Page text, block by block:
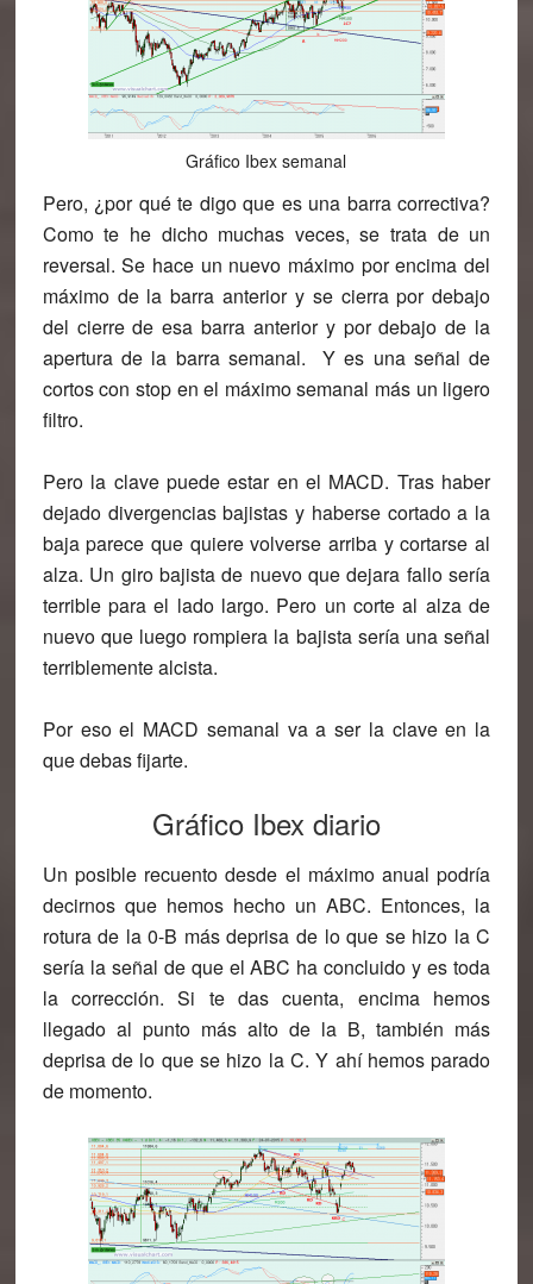
Gráfico Ibex semanal
Pero, ¿por qué te digo que es una barra correctiva?
Como te he dicho muchas veces, se trata de un
reversal. Se hace un nuevo máximo por encima del
máximo de la barra anterior y se cierra por debajo
del cierre de esa barra anterior y por debajo de la
apertura de la barra semanal. Y es una señal de
cortos con stop en el máximo semanal más un ligero
filtro.
Pero la clave puede estar en el MACD. Tras haber
dejado divergencias bajistas y haberse cortado a la
baja parece que quiere volverse arriba y cortarse al
alza. Un giro bajista de nuevo que dejara fallo sería
terrible para el lado largo. Pero un corte al alza de
nuevo que luego rompiera la bajista sería una señal
terriblemente alcista.
Por eso el MACD semanal va a ser la clave en la
que debas fijarte.
Gráfico Ibex diario
Un posible recuento desde el máximo anual podría
decirnos que hemos hecho un ABC. Entonces, la
rotura de la 0-B más deprisa de lo que se hizo la C
sería la señal de que el ABC ha concluido y es toda
la corrección. Si te das cuenta, encima hemos
llegado al punto más alto de la B, también más
deprisa de lo que se hizo la C. Y ahí hemos parado
de momento.